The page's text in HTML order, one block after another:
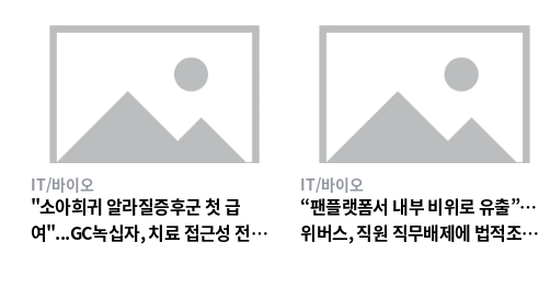
IT/바이오
"소아희귀 알라질증후군 첫 급
여"...GC녹십자, 치료 접근성 전환
IT/바이오
“팬플랫폼서 내부 비위로 유출”…
위버스, 직원 직무배제에 법적조치